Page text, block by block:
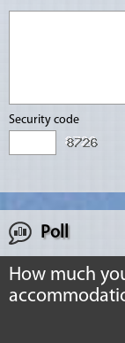
Security code
Poll
How much